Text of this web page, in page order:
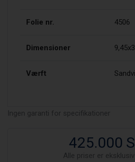
Folie nr. 4506
Dimensioner
Værft
Ingen garanti for specifikationer
425.000
Alle priser er